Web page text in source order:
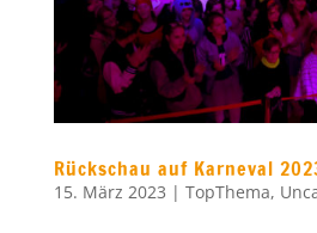
Nach zwei Jahren Pause
soweit! Die Gesamtschule
Karneval gefeiert.
Vorfreude stürmten die